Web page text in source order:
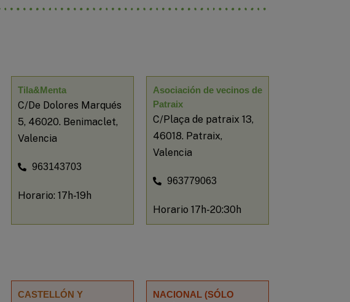
Tila&Menta
C/De Dolores Marqués
5, 46020. Benimaclet,
Valencia
963143703
Horario: 17h-19h
Asociación de vecinos de
Patraix
C/Plaça de patraix 13,
46018. Patraix,
Valencia
963779063
Horario 17h-20:30h
CASTELLÓN Y
NACIONAL (SÓLO